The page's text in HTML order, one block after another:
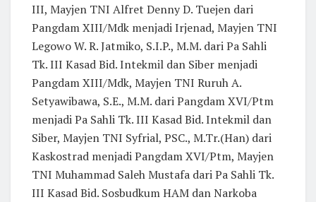
III, Mayjen TNI Alfret Denny D. Tuejen dari
Pangdam XIII/Mdk menjadi Irjenad, Mayjen TNI
Legowo W. R. Jatmiko, S.I.P., M.M. dari Pa Sahli
Tk. III Kasad Bid. Intekmil dan Siber menjadi
Pangdam XIII/Mdk, Mayjen TNI Ruruh A.
Setyawibawa, S.E., M.M. dari Pangdam XVI/Ptm
menjadi Pa Sahli Tk. III Kasad Bid. Intekmil dan
Siber, Mayjen TNI Syfrial, PSC., M.Tr.(Han) dari
Kaskostrad menjadi Pangdam XVI/Ptm, Mayjen
TNI Muhammad Saleh Mustafa dari Pa Sahli Tk.
III Kasad Bid. Sosbudkum HAM dan Narkoba